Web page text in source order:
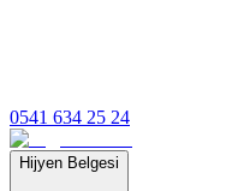
0541 634 25 24
Hijyen Belgesi